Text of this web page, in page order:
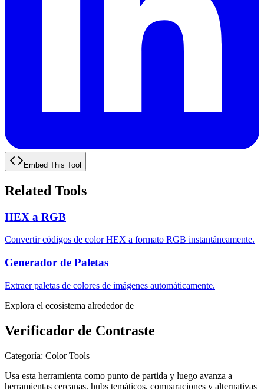
Embed This Tool
Related Tools
HEX a RGB
Convertir códigos de color HEX a formato RGB instantáneamente.
Generador de Paletas
Extraer paletas de colores de imágenes automáticamente.
Explora el ecosistema alrededor de
Verificador de Contraste
Categoría: Color Tools
Usa esta herramienta como punto de partida y luego avanza a
herramientas cercanas, hubs temáticos, comparaciones y alternativas